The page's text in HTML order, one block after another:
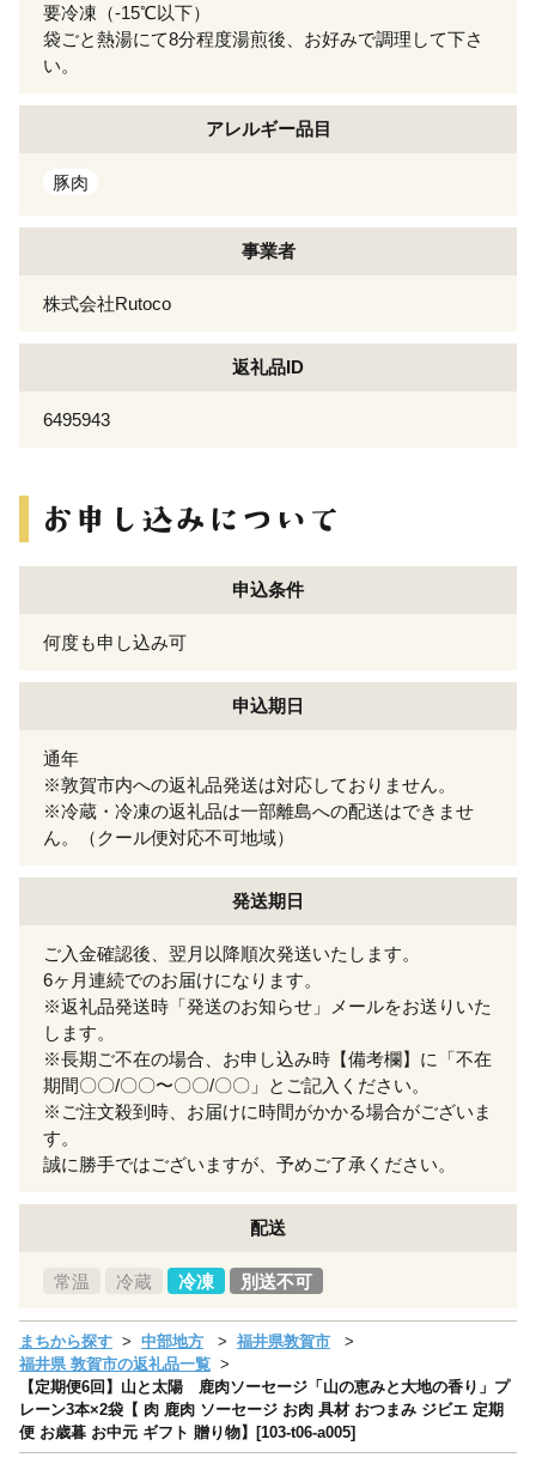
要冷凍（-15℃以下）
袋ごと熱湯にて8分程度湯煎後、お好みで調理して下さ
い。
アレルギー品目
豚肉
事業者
株式会社Rutoco
返礼品ID
6495943
申込条件
何度も申し込み可
申込期日
通年
※敦賀市内への返礼品発送は対応しておりません。
※冷蔵・冷凍の返礼品は一部離島への配送はできませ
ん。（クール便対応不可地域）
発送期日
ご入金確認後、翌月以降順次発送いたします。
6ヶ月連続でのお届けになります。
※返礼品発送時「発送のお知らせ」メールをお送りいた
します。
※長期ご不在の場合、お申し込み時【備考欄】に「不在
期間〇〇/〇〇〜〇〇/〇〇」とご記入ください。
※ご注文殺到時、お届けに時間がかかる場合がございま
す。
誠に勝手ではございますが、予めご了承ください。
配送
常温 冷蔵 冷凍 別送不可
まちから探す 中部地方
福井県敦賀市
福井県 敦賀市の返礼品一覧
【定期便6回】山と太陽 鹿肉ソーセージ「山の恵みと大地の香り」プ
レーン3本×2袋【 肉 鹿肉 ソーセージ お肉 具材 おつまみ ジビエ 定期
便 お歳暮 お中元 ギフト 贈り物】[103-t06-a005]